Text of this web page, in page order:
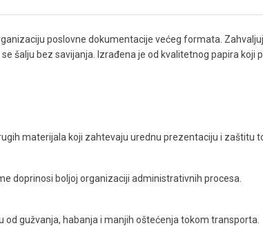
poslovne dokumentacije većeg formata.
šalju bez savijanja. Izrađena je od kvalitetnog papira
materijala koji zahtevaju urednu prezentaciju i zaštitu
doprinosi boljoj organizaciji administrativnih procesa.
gužvanja, habanja i manjih oštećenja tokom transporta.